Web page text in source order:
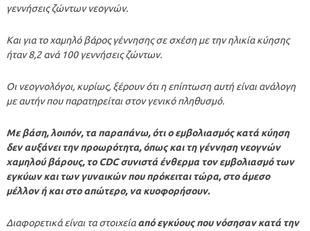
γεννήσεις ζώντων νεογνών.
Και για το χαμηλό βάρος γέννησης σε σχέση με την ηλικία κύησης
ήταν 8,2 ανά 100 γεννήσεις ζώντων.
Οι νεογνολόγοι, κυρίως, ξέρουν ότι η επίπτωση αυτή είναι ανάλογη
με αυτήν που παρατηρείται στον γενικό πληθυσμό.
Με βάση, λοιπόν, τα παραπάνω, ότι ο εμβολιασμός κατά κύηση
δεν αυξάνει την προωρότητα, όπως και τη γέννηση νεογνών
χαμηλού βάρους, το CDC συνιστά ένθερμα τον εμβολιασμό των
εγκύων και των γυναικών που πρόκειται τώρα, στο άμεσο
μέλλον ή και στο απώτερο, να κυοφορήσουν.
Διαφορετικά είναι τα στοιχείααπό εγκύους που νόσησαν κατά την